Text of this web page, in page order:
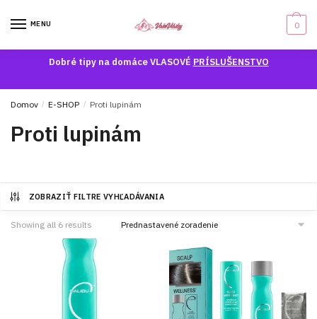
MENU 0
Dobré tipy na domáce VLASOVÉ PRÍSLUŠENSTVO
Domov / E-SHOP / Proti lupinám
Proti lupinám
ZOBRAZIŤ FILTRE VYHĽADÁVANIA
Showing all 6 results